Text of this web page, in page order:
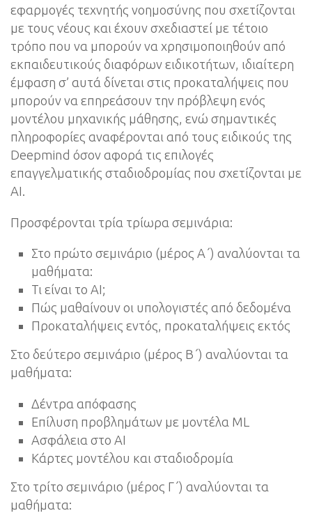
εφαρμογές τεχνητής νοημοσύνης που σχετίζονται
με τους νέους και έχουν σχεδιαστεί με τέτοιο
τρόπο που να μπορούν να χρησιμοποιηθούν από
εκπαιδευτικούς διαφόρων ειδικοτήτων, ιδιαίτερη
έμφαση σ’ αυτά δίνεται στις προκαταλήψεις που
μπορούν να επηρεάσουν την πρόβλεψη ενός
μοντέλου μηχανικής μάθησης, ενώ σημαντικές
πληροφορίες αναφέρονται από τους ειδικούς της
Deepmind όσον αφορά τις επιλογές
επαγγελματικής σταδιοδρομίας που σχετίζονται με
ΑΙ.
Προσφέρονται τρία τρίωρα σεμινάρια:
Στο πρώτο σεμινάριο (μέρος Α΄) αναλύονται τα
μαθήματα:
Τι είναι το AI;
Πώς μαθαίνουν οι υπολογιστές από δεδομένα
Προκαταλήψεις εντός, προκαταλήψεις εκτός
Στο δεύτερο σεμινάριο (μέρος Β΄) αναλύονται τα
μαθήματα:
Δέντρα απόφασης
Επίλυση προβλημάτων με μοντέλα ML
Ασφάλεια στο ΑΙ
Κάρτες μοντέλου και σταδιοδρομία
Στο τρίτο σεμινάριο (μέρος Γ΄) αναλύονται τα
μαθήματα: